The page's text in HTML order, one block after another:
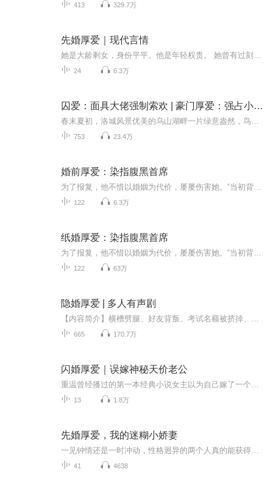
413 329.7万
先婚厚爱｜现代言情
24 6.3万
囚爱：面具大佬强制索欢 | 豪门厚爱：强占小娇妻
753 23.4万
婚前厚爱：染指腹黑首席
122 6.3万
纸婚厚爱：染指腹黑首席
122 63万
隐婚厚爱 | 多人有声剧
665 170.7万
闪婚厚爱｜误嫁神秘天价老公
13 1.8万
先婚厚爱，我的迷糊小娇妻
41 4638